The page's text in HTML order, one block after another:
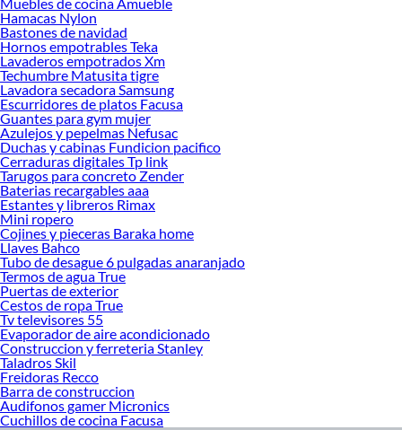
descubre cuál se adapta mejor a ti para dar el siguiente paso hacia un
mantenimiento más eficiente y una conducción más segura.
Aros para autos
Llantas
Rines
Muebles de cocina Amueble
Hamacas Nylon
Bastones de navidad
Hornos empotrables Teka
Lavaderos empotrados Xm
Techumbre Matusita tigre
Lavadora secadora Samsung
Escurridores de platos Facusa
Guantes para gym mujer
Azulejos y pepelmas Nefusac
Duchas y cabinas Fundicion pacifico
Cerraduras digitales Tp link
Tarugos para concreto Zender
Baterias recargables aaa
Estantes y libreros Rimax
Mini ropero
Cojines y pieceras Baraka home
Llaves Bahco
Tubo de desague 6 pulgadas anaranjado
Termos de agua True
Puertas de exterior
Cestos de ropa True
Tv televisores 55
Evaporador de aire acondicionado
Construccion y ferreteria Stanley
Taladros Skil
Freidoras Recco
Barra de construccion
Audifonos gamer Micronics
Cuchillos de cocina Facusa